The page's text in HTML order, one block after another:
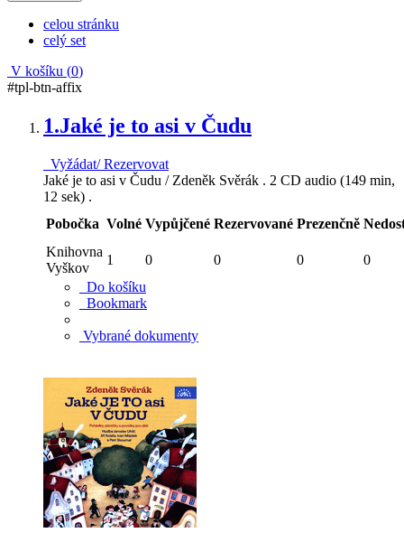
celou stránku
celý set
V košíku (0)
#tpl-btn-affix
1.Jaké je to asi v Čudu
Vyžádat/ Rezervovat
Jaké je to asi v Čudu / Zdeněk Svěrák . 2 CD audio (149 min,
12 sek) .
Pobočka Volné Vypůjčené Rezervované Prezenčně
Knihovna
Vyškov
1 0 0 0
0
Do košíku
Bookmark
Vybrané dokumenty